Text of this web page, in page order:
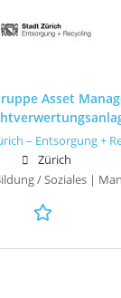
Asset
– Entsorgung +
Zürich
/ Soziales |